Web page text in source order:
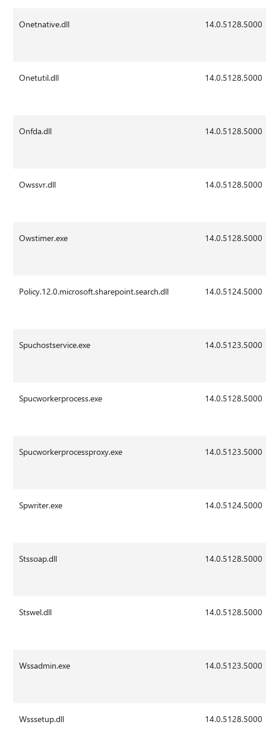
Onetnative.dll 14.0.5128.5000
Onetutil.dll 14.0.5128.5000
Onfda.dll 14.0.5128.5000
Owssvr.dll 14.0.5128.5000
Owstimer.exe 14.0.5128.5000
Policy.12.0.microsoft.sharepoint.search.dll 14.0.5124.5000
Spuchostservice.exe 14.0.5123.5000
Spucworkerprocess.exe 14.0.5128.5000
Spucworkerprocessproxy.exe 14.0.5123.5000
Spwriter.exe 14.0.5124.5000
Stssoap.dll 14.0.5128.5000
Stswel.dll 14.0.5128.5000
Wssadmin.exe 14.0.5123.5000
Wsssetup.dll 14.0.5128.5000